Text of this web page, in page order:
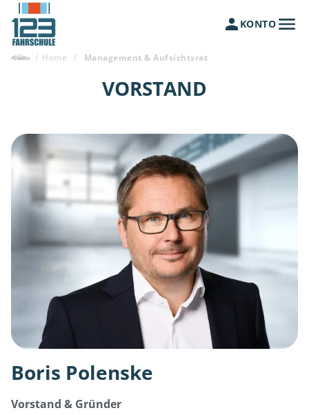
KONTO
/ Home / Management & Aufsichtsrat
VORSTAND
Boris Polenske
Vorstand & Gründer